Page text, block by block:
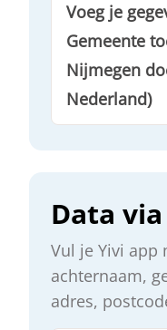
Voeg je
Gemeente
Nijmegen
Nederland)
Data
Vul je Yivi app
achternaam,
adres,